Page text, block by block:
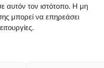
αυτόν τον ιστότοπο. Η μη
μπορεί να επηρεάσει
Επικοινωνία